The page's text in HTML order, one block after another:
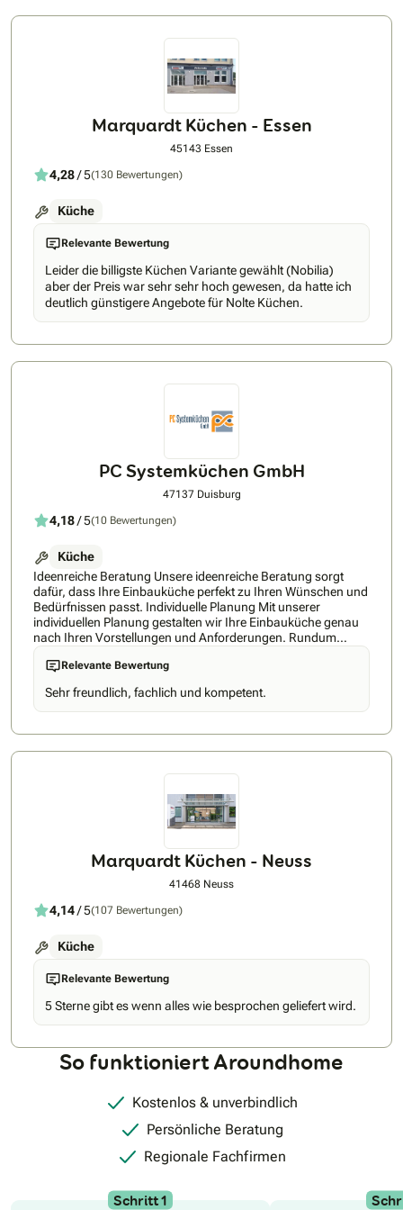
Detail – damit Sie auch nach vielen Jahren noch jeden Tag mit
uns auf Ihre Anfrage über Aroundhome und auf ein erstes,
unverbindliches Kennenlernen!Ihr Team von Knüfer Küchen
Marquardt Küchen - Essen
45143 Essen
4,28/ 5(130 Bewertungen)
Küche
Relevante Bewertung
Leider die billigste Küchen Variante gewählt (Nobilia)
aber der Preis war sehr sehr hoch gewesen, da hatte ich
deutlich günstigere Angebote für Nolte Küchen.
PC Systemküchen GmbH
47137 Duisburg
4,18/ 5(10 Bewertungen)
Küche
Ideenreiche Beratung Unsere ideenreiche Beratung sorgt
dafür, dass Ihre Einbauküche perfekt zu Ihren Wünschen und
Bedürfnissen passt. Individuelle Planung Mit unserer
individuellen Planung gestalten wir Ihre Einbauküche genau
nach Ihren Vorstellungen und Anforderungen. Rundum
Service Unser Rundum-Service begleitet Sie von der ersten
Idee bis zur fertigen Einbauküche – alles aus einer Hand.
Professionelle Montage Unsere professionelle Montage
garantiert, dass Ihre Einbauküche fachgerecht und präzise
installiert wird.
Relevante Bewertung
Sehr freundlich, fachlich und kompetent.
Marquardt Küchen - Neuss
41468 Neuss
4,14/ 5(107 Bewertungen)
Küche
Relevante Bewertung
5 Sterne gibt es wenn alles wie besprochen geliefert wird.
So funktioniert Aroundhome
Kostenlos & unverbindlich
Persönliche Beratung
Regionale Fachfirmen
Schritt 1